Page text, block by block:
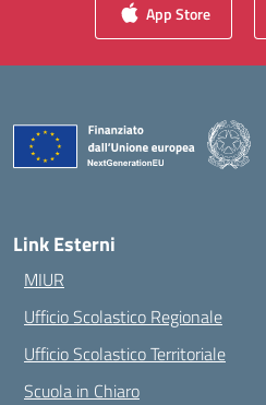
App Store
Link Esterni
MIUR
Ufficio Scolastico Regionale
Ufficio Scolastico Territoriale
Scuola in Chiaro